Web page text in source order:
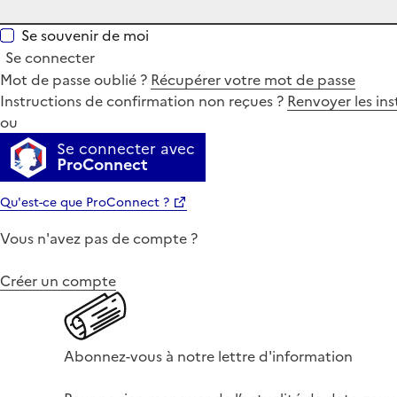
Se souvenir de moi
Se connecter
Mot de passe oublié ? Récupérer votre mot de passe
Instructions de confirmation non reçues ? Renvoyer les
ou
Se connecter avec
ProConnect
Qu'est-ce que ProConnect ?
Vous n'avez pas de compte ?
Créer un compte
Abonnez-vous à notre lettre d'information